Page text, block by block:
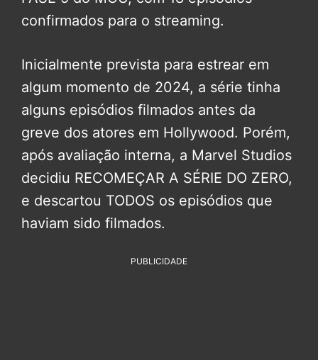
confirmados para o streaming.
Inicialmente prevista para estrear em
algum momento de 2024, a série tinha
alguns episódios filmados antes da
greve dos atores em Hollywood. Porém,
após avaliação interna, a Marvel Studios
decidiu RECOMEÇAR A SÉRIE DO ZERO,
e descartou TODOS os episódios que
haviam sido filmados.
PUBLICIDADE